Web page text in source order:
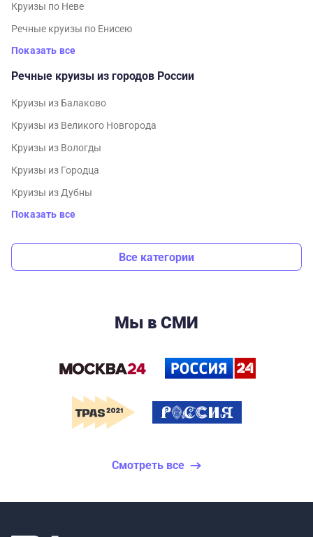
Круизы по Неве
Речные круизы по Енисею
Показать все
Речные круизы из городов России
Круизы из Балаково
Круизы из Великого Новгорода
Круизы из Вологды
Круизы из Городца
Круизы из Дубны
Показать все
Все категории
Мы в СМИ
Смотреть все